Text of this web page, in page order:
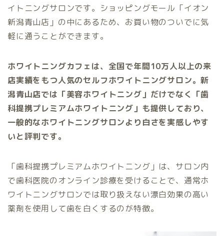
イトニングサロンです。ショッピングモール「イオン
新潟青山店」の中にあるため、お買い物のついでに気
軽に通うことができます。
ホワイトニングカフェは、全国で年間10万人以上の来
店実績をもつ人気のセルフホワイトニングサロン。新
潟青山店では「美容ホワイトニング」だけでなく「歯
科提携プレミアムホワイトニング」も提供しており、
一般的なホワイトニングサロンより白さを実感しやす
いと評判です。
「歯科提携プレミアムホワイトニング」は、サロン内
で歯科医院のオンライン診療を受けることで、通常ホ
ワイトニングサロンでは取り扱えない漂白効果の高い
薬剤を使用して歯を白くするのが特徴。